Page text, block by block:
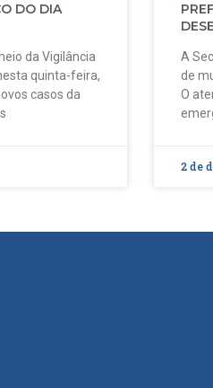
DO DIA
da Vigilância
quinta-feira,
casos da
A
de
O
2 de